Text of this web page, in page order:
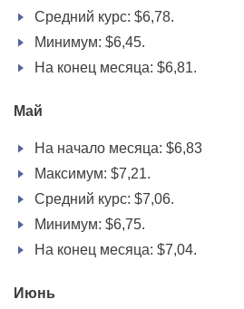
Средний курс: $6,78.
Минимум: $6,45.
На конец месяца: $6,81.
Май
На начало месяца: $6,83
Максимум: $7,21.
Средний курс: $7,06.
Минимум: $6,75.
На конец месяца: $7,04.
Июнь